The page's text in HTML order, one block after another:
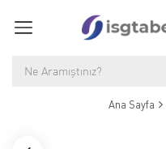
Ana Sayfa